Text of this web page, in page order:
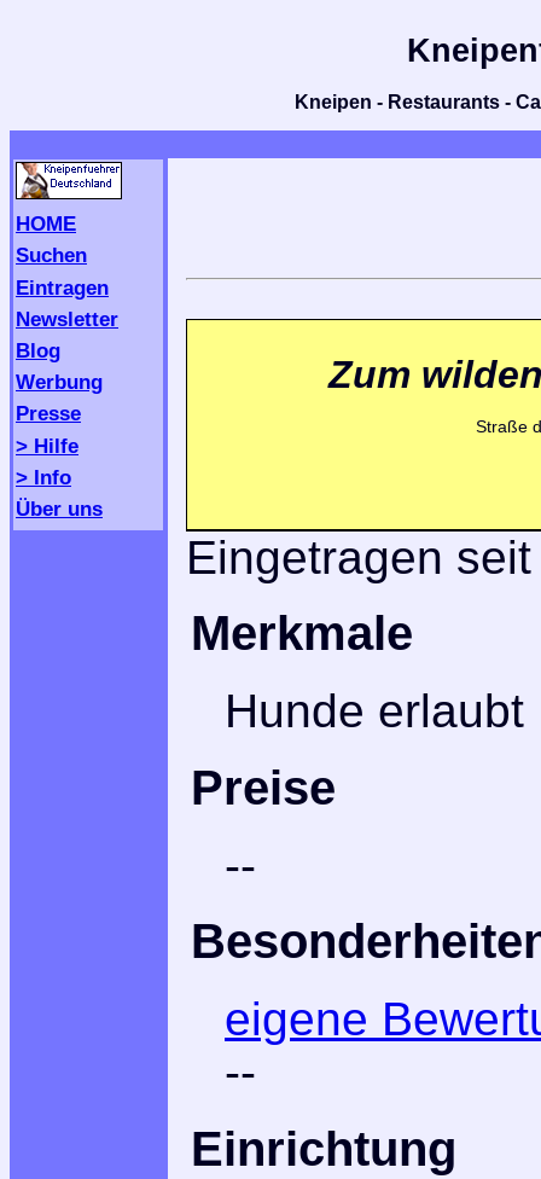
Kneipen - Restaurants -
HOME
Suchen
Eintragen
Newsletter
Blog
Werbung
Presse
> Hilfe
> Info
Über uns
Zum
Straße
Eingetragen
Merkmale
Hunde erlaubt
Preise
--
eigene
--
Einrichtung